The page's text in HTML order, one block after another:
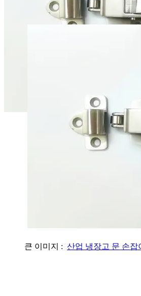
큰 이미지 : 산업 냉장고 문 손잡